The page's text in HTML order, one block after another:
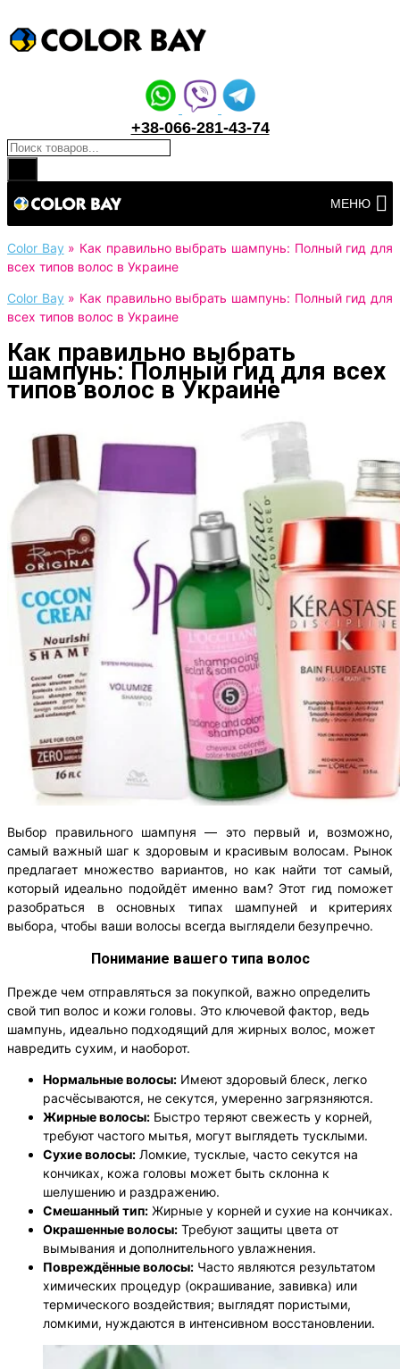
+38-066-281-43-74
Поиск товаров
контенту
МЕНЮ
Color Bay » Как правильно выбрать шампунь: Полный гид для
всех типов волос в Украине
Color Bay » Как правильно выбрать шампунь: Полный гид для
всех типов волос в Украине
Как правильно выбрать
шампунь: Полный гид для всех
типов волос в Украине
Выбор правильного шампуня — это первый и, возможно,
самый важный шаг к здоровым и красивым волосам. Рынок
предлагает множество вариантов, но как найти тот самый,
который идеально подойдёт именно вам? Этот гид поможет
разобраться в основных типах шампуней и критериях
выбора, чтобы ваши волосы всегда выглядели безупречно.
Понимание вашего типа волос
Прежде чем отправляться за покупкой, важно определить
свой тип волос и кожи головы. Это ключевой фактор, ведь
шампунь, идеально подходящий для жирных волос, может
навредить сухим, и наоборот.
Нормальные волосы: Имеют здоровый блеск, легко
расчёсываются, не секутся, умеренно загрязняются.
Жирные волосы: Быстро теряют свежесть у корней,
требуют частого мытья, могут выглядеть тусклыми.
Сухие волосы: Ломкие, тусклые, часто секутся на
кончиках, кожа головы может быть склонна к
шелушению и раздражению.
Смешанный тип: Жирные у корней и сухие на кончиках.
Окрашенные волосы: Требуют защиты цвета от
вымывания и дополнительного увлажнения.
Повреждённые волосы: Часто являются результатом
химических процедур (окрашивание, завивка) или
термического воздействия; выглядят пористыми,
ломкими, нуждаются в интенсивном восстановлении.